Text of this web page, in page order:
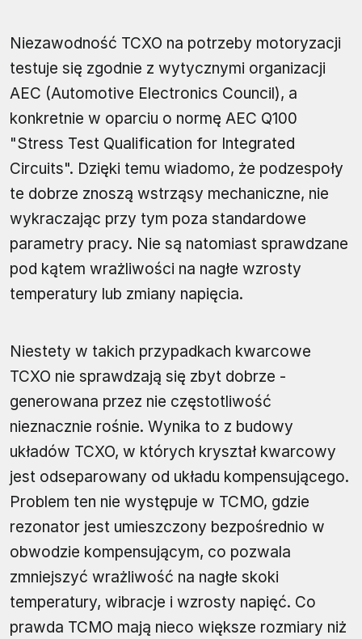
Niezawodność TCXO na potrzeby motoryzacji
testuje się zgodnie z wytycznymi organizacji
AEC (Automotive Electronics Council), a
konkretnie w oparciu o normę AEC Q100
"Stress Test Qualification for Integrated
Circuits". Dzięki temu wiadomo, że podzespoły
te dobrze znoszą wstrząsy mechaniczne, nie
wykraczając przy tym poza standardowe
parametry pracy. Nie są natomiast sprawdzane
pod kątem wrażliwości na nagłe wzrosty
temperatury lub zmiany napięcia.
Niestety w takich przypadkach kwarcowe
TCXO nie sprawdzają się zbyt dobrze -
generowana przez nie częstotliwość
nieznacznie rośnie. Wynika to z budowy
układów TCXO, w których kryształ kwarcowy
jest odseparowany od układu kompensującego.
Problem ten nie występuje w TCMO, gdzie
rezonator jest umieszczony bezpośrednio w
obwodzie kompensującym, co pozwala
zmniejszyć wrażliwość na nagłe skoki
temperatury, wibracje i wzrosty napięć. Co
prawda TCMO mają nieco większe rozmiary niż